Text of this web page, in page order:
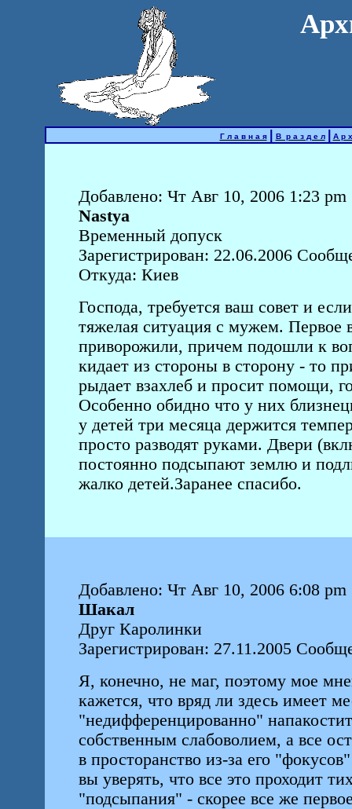
Г л а в н а я В р а з д е л А р
Добавлено: Чт Авг 10, 2006 1:23 pm
Nastya
Временный допуск
Зарегистрирован: 22.06.2006
Откуда: Киев
Господа, требуется ваш совет и
тяжелая ситуация с мужем. Первое
приворожили, причем подошли к
кидает из стороны в сторону - то
рыдает взахлеб и просит помощи,
Особенно обидно что у них
у детей три месяца держится
просто разводят руками. Двери
постоянно подсыпают землю и
жалко детей.Заранее спасибо.
Добавлено: Чт Авг 10, 2006 6:08 pm
Шакал
Друг Каролинки
Зарегистрирован: 27.11.2005
Я, конечно, не маг, поэтому мое
кажется, что вряд ли здесь имеет
"недифференцированно"
собственным слабоволием, а все
в просторанство из-за его
вы уверять, что все это проходит
"подсыпания" - скорее все же